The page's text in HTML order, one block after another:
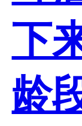
下
龄